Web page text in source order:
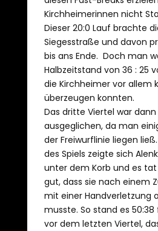
Kirchheimerinnen nicht
Dieser 20:0 Lauf brachte
Siegesstraße und davon
bis ans Ende. Doch man
Halbzeitstand von 36 : 25
die Kirchheimer vor allem
überzeugen konnten.
Das dritte Viertel war
ausgeglichen, da man
der Freiwurflinie liegen
des Spiels zeigte sich
unter dem Korb und es
gut, dass sie nach einem
mit einer Handverletzung
musste. So stand es 50:38
vor dem letzten Viertel,